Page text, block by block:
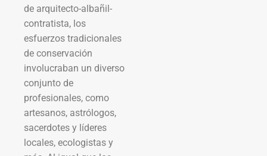
de arquitecto-albañil-
contratista, los
esfuerzos tradicionales
de conservación
involucraban un diverso
conjunto de
profesionales, como
artesanos, astrólogos,
sacerdotes y líderes
locales, ecologistas y